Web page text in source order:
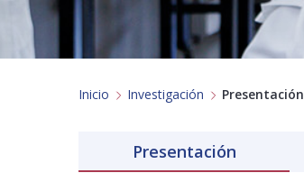
Inicio Investigación Presentación
Presentación